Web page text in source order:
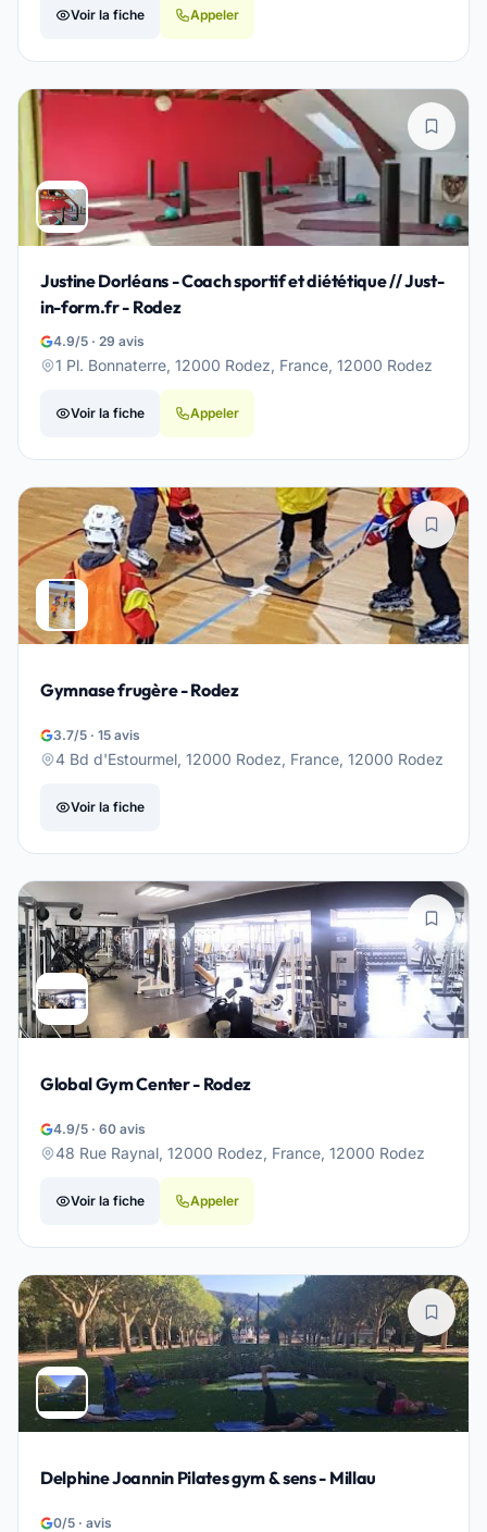
Voir la fiche Appeler
Justine Dorléans - Coach sportif et diététique // Just-
in-form.fr - Rodez
4.9/5 · 29 avis
1 Pl. Bonnaterre, 12000 Rodez, France, 12000 Rodez
Voir la fiche Appeler
Gymnase frugère - Rodez
3.7/5 · 15 avis
4 Bd d'Estourmel, 12000 Rodez, France, 12000 Rodez
Voir la fiche
Global Gym Center - Rodez
4.9/5 · 60 avis
48 Rue Raynal, 12000 Rodez, France, 12000 Rodez
Voir la fiche Appeler
Delphine Joannin Pilates gym & sens - Millau
0/5 · avis